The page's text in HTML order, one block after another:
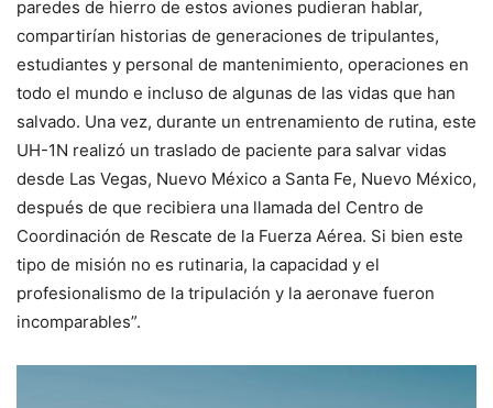
paredes de hierro de estos aviones pudieran hablar,
compartirían historias de generaciones de tripulantes,
estudiantes y personal de mantenimiento, operaciones en
todo el mundo e incluso de algunas de las vidas que han
salvado. Una vez, durante un entrenamiento de rutina, este
UH-1N realizó un traslado de paciente para salvar vidas
desde Las Vegas, Nuevo México a Santa Fe, Nuevo México,
después de que recibiera una llamada del Centro de
Coordinación de Rescate de la Fuerza Aérea. Si bien este
tipo de misión no es rutinaria, la capacidad y el
profesionalismo de la tripulación y la aeronave fueron
incomparables”.